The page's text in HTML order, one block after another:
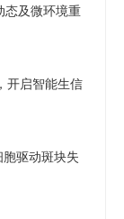
态及微环境重
开启智能生信
驱动斑块失